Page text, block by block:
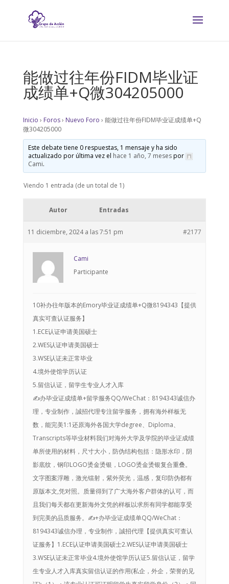
能做过往年份FIDM毕业证
成绩单+Q微304205000
Inicio › Foros› Nuevo Foro › 能做过往年份FIDM毕业证成绩单+Q
微304205000
Este debate tiene 0 respuestas, 1 mensaje y ha sido
actualizado por última vez el hace 1 año, 7 mesespor
Cami.
Viendo 1 entrada (de un total de 1)
Autor Entradas
11 diciembre, 2024 a las 7:51 pm #2177
Cami
Participante
10补办往年版本的Emory毕业证成绩单+Q微8194343【提供
真实可查认证服务】
1.ECE认证申请美国硕士
2.WES认证申请美国硕士
3.WSE认证未正常毕业
4.境外使馆学历认证
5.留信认证，留学生专业人才入库
✍办毕业证成绩单+留学服务QQ/WeChat：8194343诚信办
理，专业制作，誠招代理专注留学服务，拥有海外样板无
数，能完美1:1还原海外各国大学degree、Diploma、
Transcripts等毕业材料我们对海外大学及学院的毕业证成绩
单所使用的材料，尺寸大小，防伪结构包括：隐形水印，阴
影底纹，钢印LOGO烫金烫银，LOGO烫金烫银复合重叠。
文字图案浮雕，激光镭射，紫外荧光，温感，复印防伪都有
原版本文,凭对照。质量得到了广大海外客户群体的认可，而
且我们每天都在更新海外文凭的样板以求所有同学都能享受
到完美的品质服务。✍+办毕业证成绩单QQ/WeChat：
8194343诚信办理，专业制作，誠招代理【提供真实可查认
证服务】1.ECE认证申请美国硕士2.WES认证申请美国硕士
3.WSE认证未正常毕业4.境外使馆学历认证5.留信认证，留学
生专业人才入库真实留信认证的作用(私企，外企，荣誉的见